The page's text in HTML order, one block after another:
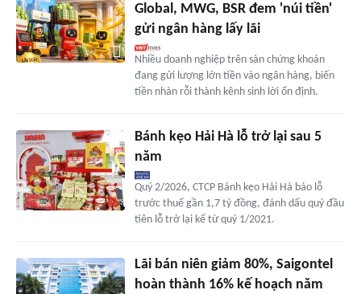
Global, MWG, BSR đem 'núi tiền'
gửi ngân hàng lấy lãi
Nhiều doanh nghiệp trên sàn chứng khoán
đang gửi lượng lớn tiền vào ngân hàng, biến
tiền nhàn rỗi thành kênh sinh lời ổn định.
Bánh kẹo Hải Hà lỗ trở lại sau 5
năm
Quý 2/2026, CTCP Bánh kẹo Hải Hà báo lỗ
trước thuế gần 1,7 tỷ đồng, đánh dấu quý đầu
tiên lỗ trở lại kể từ quý 1/2021.
Lãi bán niên giảm 80%, Saigontel
hoàn thành 16% kế hoạch năm